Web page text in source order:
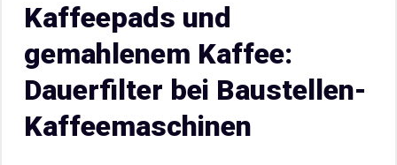
Kaffeepads und
gemahlenem Kaffee:
Dauerfilter bei Baustellen-
Kaffeemaschinen